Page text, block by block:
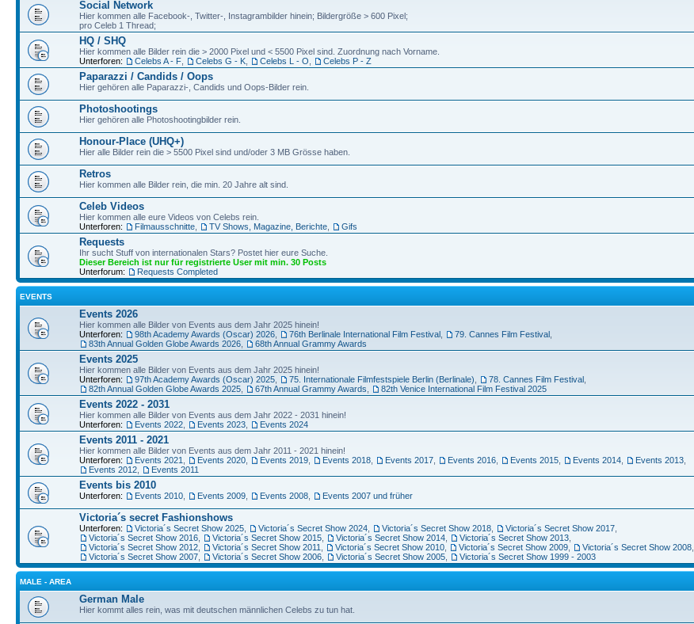
Social Network
Hier kommen alle Facebook-, Twitter-, Instagrambilder hinein; Bildergröße > 600 Pixel;
pro Celeb 1 Thread;
HQ / SHQ
Hier kommen alle Bilder rein die > 2000 Pixel und < 5500 Pixel sind. Zuordnung nach Vorname.
Unterforen:
Celebs A - F Celebs G - K Celebs L - O Celebs P - Z
Paparazzi / Candids / Oops
Hier gehören alle Paparazzi-, Candids und Oops-Bilder rein.
Photoshootings
Hier gehören alle Photoshootingbilder rein.
Honour-Place (UHQ+)
Hier alle Bilder rein die > 5500 Pixel sind und/oder 3 MB Grösse haben.
Retros
Hier kommen alle Bilder rein, die min. 20 Jahre alt sind.
Celeb Videos
Hier kommen alle eure Videos von Celebs rein.
Unterforen:
Filmausschnitte TV Shows, Magazine, Berichte Gifs
Requests
Ihr sucht Stuff von internationalen Stars? Postet hier eure Suche.
Dieser Bereich ist nur für registrierte User mit min. 30 Posts
Unterforum:
Requests Completed
EVENTS
Events 2026
Hier kommen alle Bilder von Events aus dem Jahr 2025 hinein!
Unterforen:
98th Academy Awards (Oscar) 2026 76th Berlinale International Film Festival 79. Cannes Film Festival
83th Annual Golden Globe Awards 2026
68th Annual Grammy Awards
Events 2025
Hier kommen alle Bilder von Events aus dem Jahr 2025 hinein!
Unterforen:
97th Academy Awards (Oscar) 2025 75. Internationale Filmfestspiele Berlin (Berlinale) 78. Cannes Film Festival
82th Annual Golden Globe Awards 2025
67th Annual Grammy Awards 82th Venice International Film Festival 2025
Events 2022 - 2031
Hier kommen alle Bilder von Events aus dem Jahr 2022 - 2031 hinein!
Unterforen:
Events 2022 Events 2023 Events 2024
Events 2011 - 2021
Hier kommen alle Bilder von Events aus dem Jahr 2011 - 2021 hinein!
Unterforen:
Events 2021 Events 2020 Events 2019 Events 2018 Events 2017 Events 2016 Events 2015 Events 2014 Events 2013
Events 2012
Events 2011
Events bis 2010
Unterforen: Events 2010 Events 2009 Events 2008 Events 2007 und früher
Victoria´s secret Fashionshows
Unterforen: Victoria´s Secret Show 2025 Victoria´s Secret Show 2024 Victoria´s Secret Show 2018 Victoria´s Secret Show 2017
Victoria´s Secret Show 2016
Victoria´s Secret Show 2015 Victoria´s Secret Show 2014 Victoria´s Secret Show 2013
Victoria´s Secret Show 2012
Victoria´s Secret Show 2011 Victoria´s Secret Show 2010 Victoria´s Secret Show 2009 Victoria´s Secret Show 2008
Victoria´s Secret Show 2007
Victoria´s Secret Show 2006 Victoria´s Secret Show 2005 Victoria´s Secret Show 1999 - 2003
MALE - AREA
German Male
Hier kommt alles rein, was mit deutschen männlichen Celebs zu tun hat.